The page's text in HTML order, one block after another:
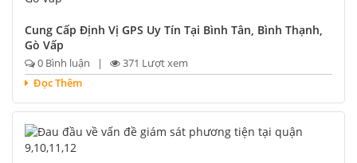
Cung Cấp Định Vị GPS Uy Tín Tại Bình Tân, Bình Thạnh,
Gò Vấp
0 Bình luận |
371 Lượt xem
Đọc Thêm